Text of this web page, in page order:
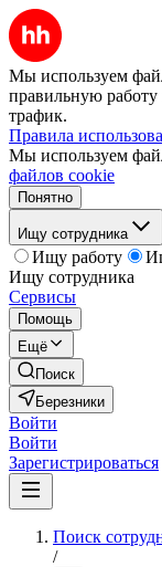
Мы используем
правильную работу
трафик.
Правила
Мы используем
файлов cookie
Понятно
Ищу сотрудника
Ищу работу
Ищу сотрудника
Сервисы
Помощь
Ещё
Поиск
Березники
Войти
Войти
Зарегистрироваться
Поиск
/